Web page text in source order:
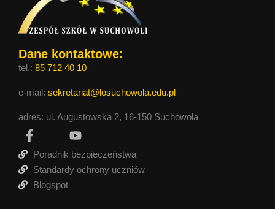
Dane kontaktowe:
tel.: 85 712 40 10
e-mail: sekretariat@losuchowola.edu.pl
adres: ul. Augustowska 2, 16-150 Suchowola
Poradnik bezpieczeństwa
Standardy ochrony uczniów
Blogspot